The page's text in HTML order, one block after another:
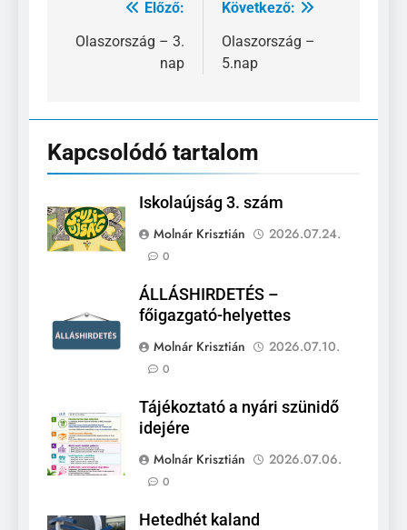
Bejegyzés
navigáció
Előző:
Olaszország – 3.
nap
Következő:
Olaszország –
5.nap
Kapcsolódó tartalom
Iskolaújság 3. szám
Molnár Krisztián
2026.07.24.
0
ÁLLÁSHIRDETÉS –
főigazgató-helyettes
Molnár Krisztián
2026.07.10.
0
Tájékoztató a nyári szünidő
idejére
Molnár Krisztián
2026.07.06.
0
Hetedhét kaland